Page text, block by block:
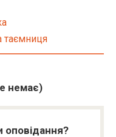
таємниця
немає)
оповідання?